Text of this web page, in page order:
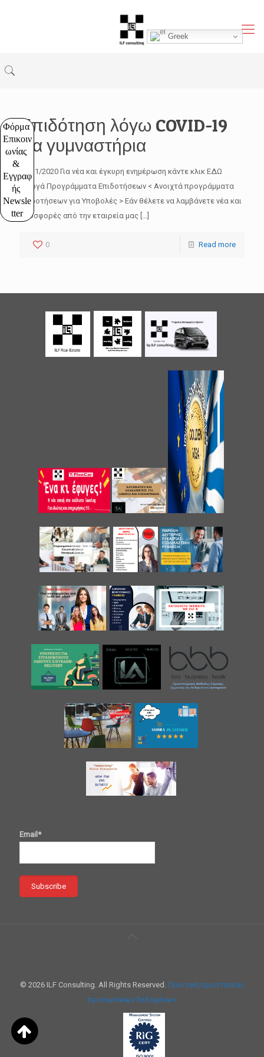
Φόρμα
Επικοιν
ωνίας
&
Εγγραφ
ής
Newsle
tter
Επιδότηση λόγω COVID-19
για γυμναστήρια
11/11/2020 Για νέα και έγκυρη ενημέρωση κάντε κλικ ΕΔΩ
Ενεργά Προγράμματα Επιδοτήσεων < Ανοιχτά προγράμματα
επιδοτήσεων για Υποβολές > Εάν θέλετε να λαμβάνετε νέα και
προσφορές από την εταιρεία μας […]
0 Read more
Email*
© 2026 ILF Consulting. All Rights Reserved. Πολιτική προστασίας
προσωπικών δεδομένων
Greek